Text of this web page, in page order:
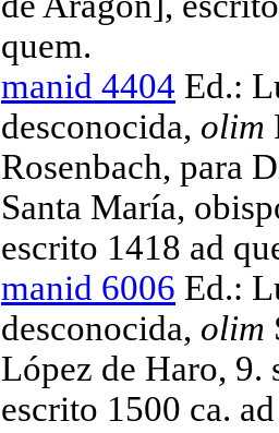
quem.
manid 4404 Ed.:
desconocida, olim
Rosenbach, para
Santa María,
escrito 1418 ad
manid 6006 Ed.:
desconocida, olim
López de Haro, 9.
escrito 1500 ca.